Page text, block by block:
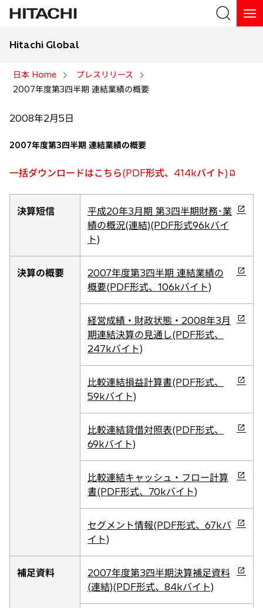
Hitachi Global
日本 Home
プレスリリース
2007年度第3四半期 連結業績の概要
2008年2月5日
2007年度第3四半期 連結業績の概要
一括ダウンロードはこちら(PDF形式、414kバイト)
し
い
く
決算短信
平成20年3月期 第3四半期財務･業
績の概況(連結)(PDF形式96kバイ
ト)
新
し
い
タ
ブ
で
開
決算の概要
2007年度第3四半期 連結業績の
概要(PDF形式、106kバイト)
新
し
い
タ
ブ
で
開
経営成績・財政状態・2008年3月
期連結決算の見通し(PDF形式、
247kバイト)
新
し
い
タ
ブ
で
開
比較連結損益計算書(PDF形式、
59kバイト)
新
し
い
タ
ブ
で
く
比較連結貸借対照表(PDF形式、
69kバイト)
新
し
い
タ
ブ
で
く
比較連結キャッシュ・フロー計算
書(PDF形式、70kバイト)
新
し
い
タ
ブ
で
く
セグメント情報(PDF形式、67kバ
イト)
新
し
い
タ
ブ
で
補足資料
2007年度第3四半期決算補足資料
(連結)(PDF形式、84kバイト)
新
し
い